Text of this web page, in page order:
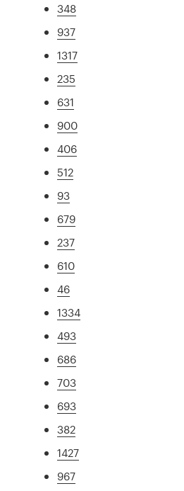
348
937
1317
235
631
900
406
512
93
679
237
610
46
1334
493
686
703
693
382
1427
967